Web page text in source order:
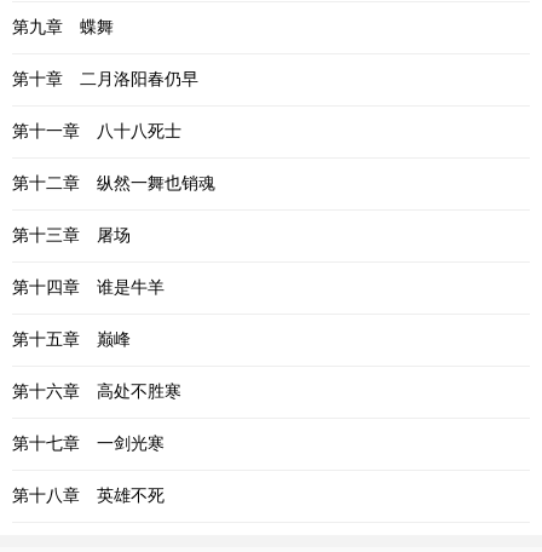
第九章 蝶舞
第十章 二月洛阳春仍早
第十一章 八十八死士
第十二章 纵然一舞也销魂
第十三章 屠场
第十四章 谁是牛羊
第十五章 巅峰
第十六章 高处不胜寒
第十七章 一剑光寒
第十八章 英雄不死